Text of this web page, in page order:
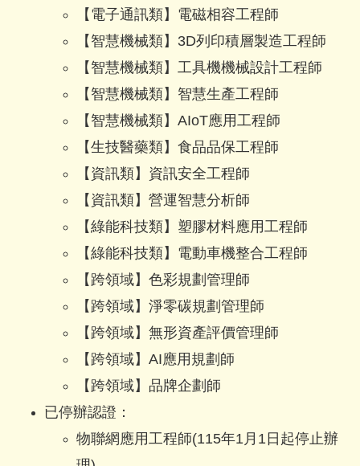
【電子通訊類】 電磁相容工程師
【智慧機械類】 3D列印積層製造工程師
【智慧機械類】 工具機機械設計工程師
【智慧機械類】 智慧生產工程師
【智慧機械類】 AIoT應用工程師
【生技醫藥類】 食品品保工程師
【資訊類】 資訊安全工程師
【資訊類】 營運智慧分析師
【綠能科技類】 塑膠材料應用工程師
【綠能科技類】 電動車機整合工程師
【跨領域】 色彩規劃管理師
【跨領域】 淨零碳規劃管理師
【跨領域】 無形資產評價管理師
【跨領域】 AI應用規劃師
【跨領域】 品牌企劃師
已停辦認證：
物聯網應用工程師(115年1月1日起停止辦